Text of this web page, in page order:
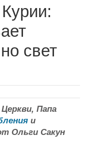
свет
Папа
и
Ольги Сакун